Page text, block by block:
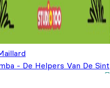
- De Helpers Van De Sint